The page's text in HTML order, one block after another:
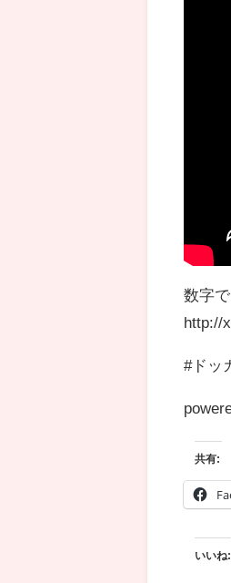
数字
http://
#ドッ
共有:
いいね: